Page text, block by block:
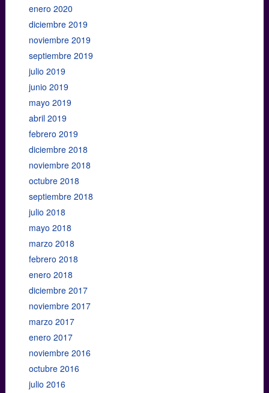
enero 2020
diciembre 2019
noviembre 2019
septiembre 2019
julio 2019
junio 2019
mayo 2019
abril 2019
febrero 2019
diciembre 2018
noviembre 2018
octubre 2018
septiembre 2018
julio 2018
mayo 2018
marzo 2018
febrero 2018
enero 2018
diciembre 2017
noviembre 2017
marzo 2017
enero 2017
noviembre 2016
octubre 2016
julio 2016